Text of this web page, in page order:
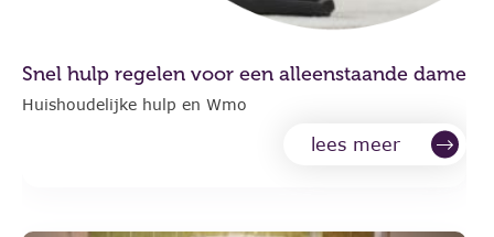
Snel hulp regelen voor een alleenstaande dame
Huishoudelijke hulp en Wmo
lees meer